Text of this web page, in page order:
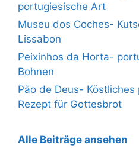
portugiesische Art
Museu dos Coches-
Lissabon
Peixinhos da Horta-
Bohnen
Pão de Deus-
Rezept für Gottesbrot
Alle Beiträge ansehen